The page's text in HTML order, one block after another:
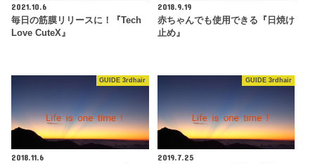
2021.10.6
毎日の筋膜リリースに！『Tech
Love CuteX』
2018.9.19
赤ちゃんでも使用できる『日焼け
止め』
GUIDE 3rdhair
2018.11.6
GUIDE 3rdhair
2019.7.25